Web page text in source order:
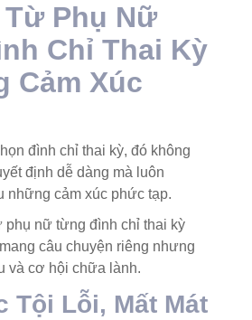
Từ Phụ Nữ
Chỉ Thai Kỳ
Cảm Xúc
đình chỉ thai kỳ, đó không
định dễ dàng mà luôn
những cảm xúc phức tạp.
phụ nữ từng đình chỉ thai kỳ
câu chuyện riêng nhưng
và cơ hội chữa lành.
Tội Lỗi, Mất Mát